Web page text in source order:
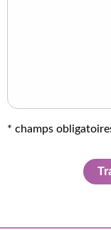
* champs